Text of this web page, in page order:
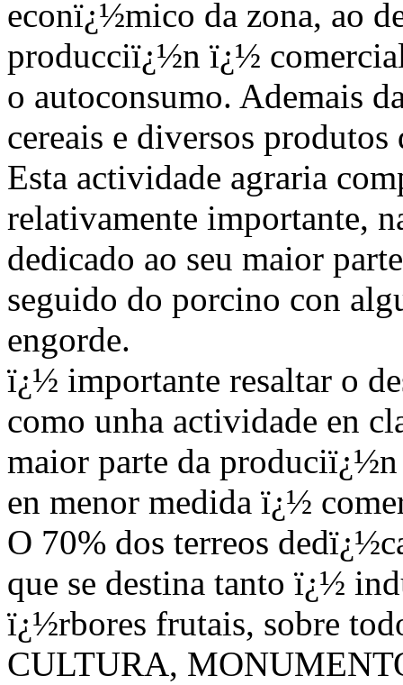
econï¿½mico da zona, ao
producciï¿½n ï¿½
o autoconsumo. Ademais
cereais e diversos produtos
Esta actividade agraria
relativamente importante,
dedicado ao seu maior
seguido do porcino con
engorde.
ï¿½ importante resaltar o
como unha actividade en
maior parte da
en menor medida ï¿½
O 70% dos terreos
que se destina tanto ï¿½
ï¿½rbores frutais, sobre
CULTURA,